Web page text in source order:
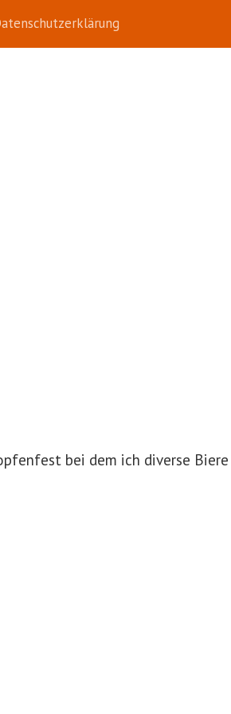
bei dem ich diverse